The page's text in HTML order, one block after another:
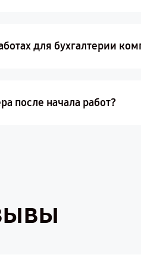
для бухгалтерии
после начала работ?